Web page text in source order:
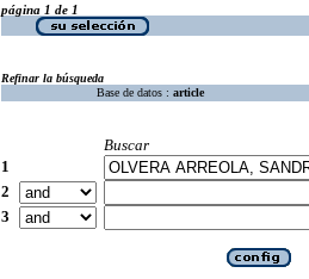
página 1 de 1
Refinar la búsqueda
Base de datos : article
Buscar
1
2
3